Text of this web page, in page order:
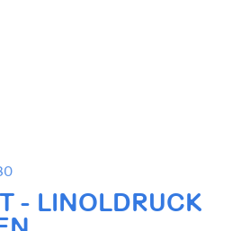
- LINOLDRUCK